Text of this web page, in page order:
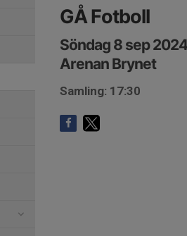
GÅ Fotboll
Söndag 8 sep
Arenan Brynet
Samling: 17:30